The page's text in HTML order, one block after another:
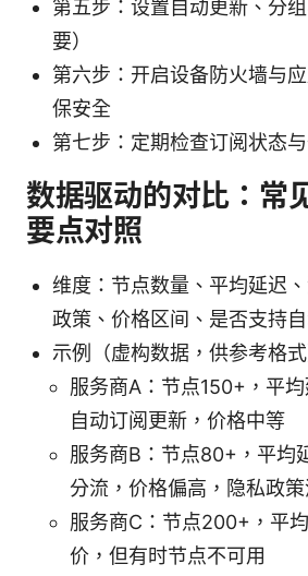
第五步：设置自动更新、分
要）
第六步：开启设备防火墙与
保安全
第七步：定期检查订阅状态
数据驱动的对比：常
要点对照
维度：节点数量、平均延迟
政策、价格区间、是否支持
示例（虚构数据，供参考格式
服务商A：节点150+，平
自动订阅更新，价格中等
服务商B：节点80+，平均
分流，价格偏高，隐私政
服务商C：节点200+，平
价，但有时节点不可用